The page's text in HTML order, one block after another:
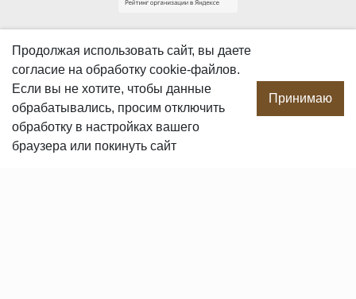
О компании
Производство
Сотрудничество
Сертификаты продукции
Вакансии
Продолжая использовать сайт, вы даете
согласие на обработку cookie-файлов.
Если вы не хотите, чтобы данные
обрабатывались, просим отключить
обработку в настройках вашего
браузера или покинуть сайт
Принимаю